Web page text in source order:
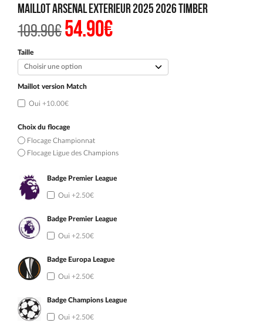
Maillot Arsenal Exterieur 2025 2026 Timber
109.90€Le
prix
était :
109.90€.
54.90€Le
prix
est :
54.90€.
Taille
Maillot version Match
Oui +10.00€
Choix du flocage
Flocage Championnat
Flocage Ligue des Champions
Badge Premier League
Oui +2.50€
Badge Premier League
Oui +2.50€
Badge Europa League
Oui +2.50€
Badge Champions League
Oui +2.50€